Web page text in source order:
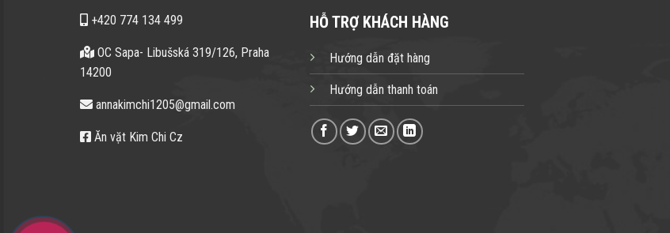
+420 774 134 499
OC Sapa- Libušská 319/126, Praha
14200
annakimchi1205@gmail.com
Ăn vặt Kim Chi Cz
HỖ TRỢ KHÁCH HÀNG
Hướng dẫn đặt hàng
Hướng dẫn thanh toán